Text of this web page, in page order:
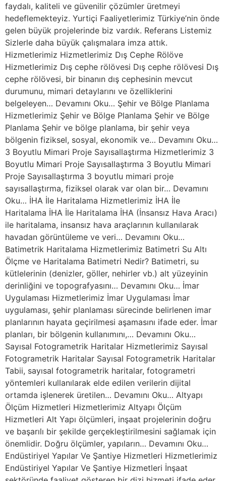
faydalı, kaliteli ve güvenilir çözümler üretmeyi
hedeflemekteyiz. Yurtiçi Faaliyetlerimiz Türkiye’nin önde
gelen büyük projelerinde biz vardık. Referans Listemiz
Sizlerle daha büyük çalışmalara imza attık.
Hizmetlerimiz Hizmetlerimiz Dış Cephe Rölöve
Hizmetlerimiz Dış cephe rölövesi Dış cephe rölövesi Dış
cephe rölövesi, bir binanın dış cephesinin mevcut
durumunu, mimari detaylarını ve özelliklerini
belgeleyen… Devamını Oku… Şehir ve Bölge Planlama
Hizmetlerimiz Şehir ve Bölge Planlama Şehir ve Bölge
Planlama Şehir ve bölge planlama, bir şehir veya
bölgenin fiziksel, sosyal, ekonomik ve… Devamını Oku…
3 Boyutlu Mimari Proje Sayısallaştırma Hizmetlerimiz 3
Boyutlu Mimari Proje Sayısallaştırma 3 Boyutlu Mimari
Proje Sayısallaştırma 3 boyutlu mimari proje
sayısallaştırma, fiziksel olarak var olan bir… Devamını
Oku… İHA İle Haritalama Hizmetlerimiz İHA İle
Haritalama İHA İle Haritalama İHA (İnsansız Hava Aracı)
ile haritalama, insansız hava araçlarının kullanılarak
havadan görüntüleme ve veri… Devamını Oku…
Batimetrik Haritalama Hizmetlerimiz Batimetri Su Altı
Ölçme ve Haritalama Batimetri Nedir? Batimetri, su
kütlelerinin (denizler, göller, nehirler vb.) alt yüzeyinin
derinliğini ve topografyasını… Devamını Oku… İmar
Uygulaması Hizmetlerimiz İmar Uygulaması İmar
uygulaması, şehir planlaması sürecinde belirlenen imar
planlarının hayata geçirilmesi aşamasını ifade eder. İmar
planları, bir bölgenin kullanımını,… Devamını Oku…
Sayısal Fotogrametrik Haritalar Hizmetlerimiz Sayısal
Fotogrametrik Haritalar Sayısal Fotogrametrik Haritalar
Tabii, sayısal fotogrametrik haritalar, fotogrametri
yöntemleri kullanılarak elde edilen verilerin dijital
ortamda işlenerek üretilen… Devamını Oku… Altyapı
Ölçüm Hizmetleri Hizmetlerimiz Altyapı Ölçüm
Hizmetleri Alt Yapı ölçümleri, inşaat projelerinin doğru
ve başarılı bir şekilde gerçekleştirilmesini sağlamak için
önemlidir. Doğru ölçümler, yapıların… Devamını Oku…
Endüstiriyel Yapılar Ve Şantiye Hizmetleri Hizmetlerimiz
Endüstiriyel Yapılar Ve Şantiye Hizmetleri İnşaat